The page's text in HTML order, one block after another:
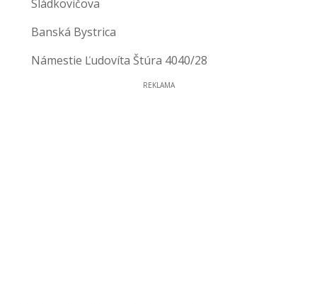
Sládkovičova
Banská Bystrica
Námestie Ľudovíta Štúra 4040/28
REKLAMA